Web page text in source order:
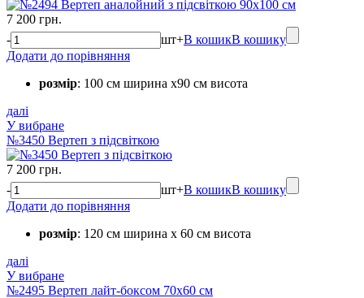
7 200 грн.
-
шт+В кошикВ кошику
Додати до порівняння
розмір: 100 см ширина х90 см висота
далі
У вибране
№3450 Вертеп з підсвіткою
7 200 грн.
-
шт+В кошикВ кошику
Додати до порівняння
розмір: 120 см ширина х 60 см висота
далі
У вибране
№2495 Вертеп лайт-боксом 70х60 см